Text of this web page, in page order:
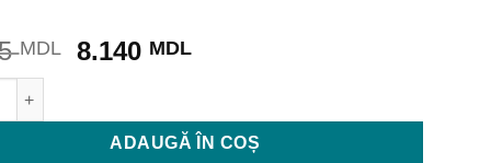
MDL
Prețul
fost:
8.565 MDL.
8.140 MDLPrețul
8.140 MDL.
ADAUGĂ ÎN COȘ